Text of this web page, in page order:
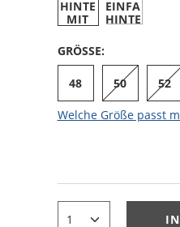
GRÖSSE:
48 50 52
Welche Größe passt